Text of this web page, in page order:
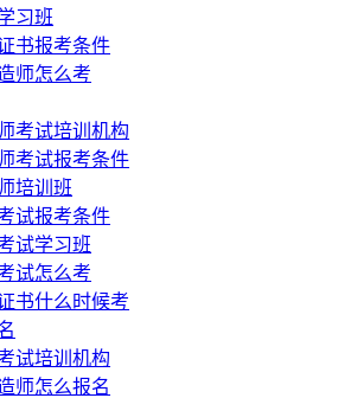
习班
书报考条件
师怎么考
考试培训机构
考试报考条件
培训班
试报考条件
试学习班
试怎么考
书什么时候考
试培训机构
师怎么报名